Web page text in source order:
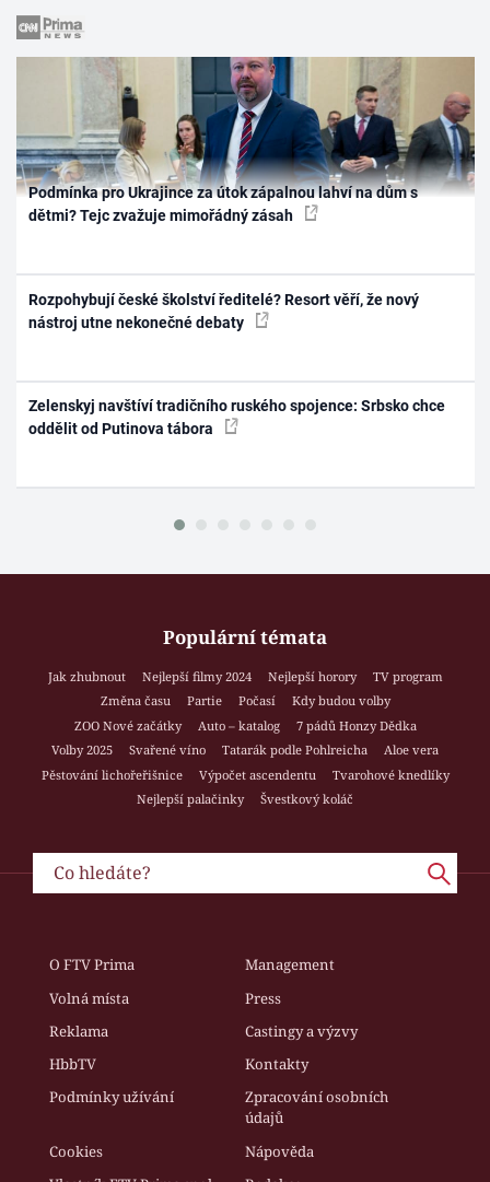
Podmínka pro Ukrajince za útok zápalnou lahví na dům s
dětmi? Tejc zvažuje mimořádný zásah
Rozpohybují české školství ředitelé? Resort věří, že nový
nástroj utne nekonečné debaty
Zelenskyj navštíví tradičního ruského spojence: Srbsko chce
oddělit od Putinova tábora
Populární témata
Jak zhubnout Nejlepší filmy 2024 Nejlepší horory
TV program
Změna času
Partie Počasí
Kdy budou volby
ZOO Nové začátky
Auto – katalog
7 pádů Honzy Dědka
Volby 2025
Svařené víno Tatarák podle Pohlreicha
Aloe vera
Pěstování lichořeřišnice
Výpočet ascendentu
Tvarohové knedlíky
Nejlepší palačinky
Švestkový koláč
O FTV Prima
Management
Volná místa
Press
Reklama
Castingy a výzvy
HbbTV
Kontakty
Podmínky užívání
Zpracování osobních
údajů
Cookies
Nápověda